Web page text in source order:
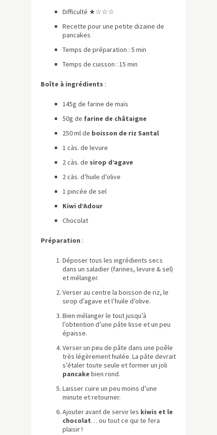
Difficulté ★☆☆☆
Recette pour une petite dizaine de
pancakes
Temps de préparation : 5 min
Temps de cuisson : 15 min
Boîte à ingrédients :
145g de farine de maïs
50g de farine de châtaigne
250 ml de boisson de riz Santal
1 càs. de levure
2 càs. de sirop d’agave
2 càs. d’huile d’olive
1 pincée de sel
Kiwi d’Adour
Chocolat
Préparation :
Déposer tous les ingrédients secs
dans un saladier (farines, levure & sel)
et mélanger.
Verser au centre la boisson de riz, le
sirop d’agave et l’huile d’olive.
Bien mélanger le tout jusqu’à
l’obtention d’une pâte lisse et un peu
épaisse.
Verser un peu de pâte dans une poêle
très légèrement huilée. La pâte devrait
s’étaler toute seule et former un joli
pancake bien rond.
Laisser cuire un peu moins d’une
minute et retourner.
Ajouter avant de servir les kiwis et le
chocolat… ou tout ce qui te fera
plaisir !